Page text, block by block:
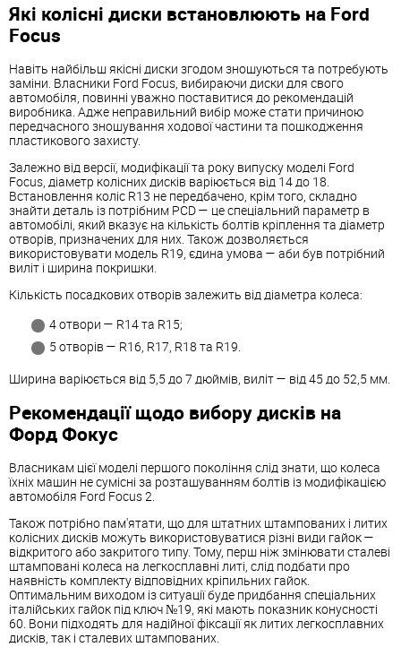
Які колісні диски встановлюють на Ford
Focus
Навіть найбільш якісні диски згодом зношуються та потребують
заміни. Власники Ford Focus, вибираючи диски для свого
автомобіля, повинні уважно поставитися до рекомендацій
виробника. Адже неправильний вибір може стати причиною
передчасного зношування ходової частини та пошкодження
пластикового захисту.
Залежно від версії, модифікації та року випуску моделі Ford
Focus, діаметр колісних дисків варіюється від 14 до 18.
Встановлення коліс R13 не передбачено, крім того, складно
знайти деталь із потрібним PCD — це спеціальний параметр в
автомобілі, який вказує на кількість болтів кріплення та діаметр
отворів, призначених для них. Також дозволяється
використовувати модель R19, єдина умова — аби був потрібний
виліт і ширина покришки.
Кількість посадкових отворів залежить від діаметра колеса:
4 отвори — R14 та R15;
5 отворів — R16, R17, R18 та R19.
Ширина варіюється від 5,5 до 7 дюймів, виліт — від 45 до 52,5 мм.
Рекомендації щодо вибору дисків на
Форд Фокус
Власникам цієї моделі першого покоління слід знати, що колеса
їхніх машин не сумісні за розташуванням болтів із модифікацією
автомобіля Ford Focus 2.
Також потрібно пам'ятати, що для штатних штампованих і литих
колісних дисків можуть використовуватися різні види гайок —
відкритого або закритого типу. Тому, перш ніж змінювати сталеві
штамповані колеса на легкосплавні литі, слід подбати про
наявність комплекту відповідних кріпильних гайок.
Оптимальним виходом із ситуації буде придбання спеціальних
італійських гайок під ключ №19, які мають показник конусності
60. Вони підходять для надійної фіксації як литих легкосплавних
дисків, так і сталевих штампованих.